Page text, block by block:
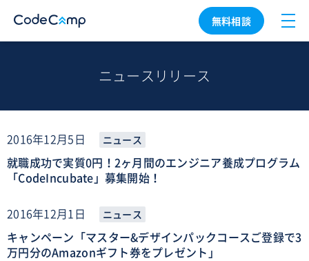
無料相談
ニュースリリース
2016年12月5日 ニュース
就職成功で実質0円！2ヶ月間のエンジニア養成プログラム
「CodeIncubate」募集開始！
2016年12月1日 ニュース
キャンペーン「マスター&デザインパックコースご登録で3
万円分のAmazonギフト券をプレゼント」